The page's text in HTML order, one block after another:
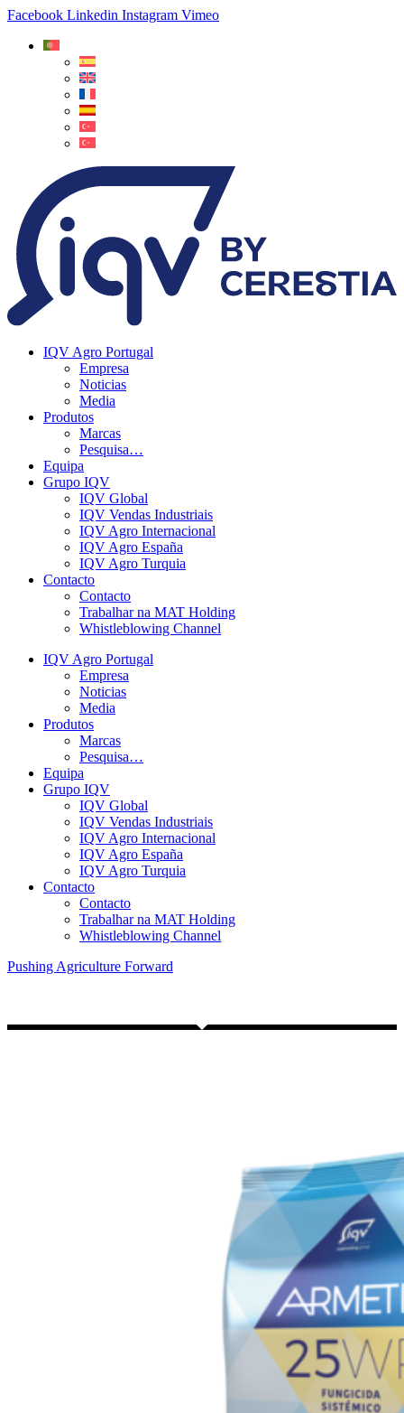
Facebook Linkedin Instagram Vimeo
IQV Agro Portugal
Empresa
Noticias
Media
Produtos
Marcas
Pesquisa…
Equipa
Grupo IQV
IQV Global
IQV Vendas Industriais
IQV Agro Internacional
IQV Agro España
IQV Agro Turquia
Contacto
Contacto
Trabalhar na MAT Holding
Whistleblowing Channel
IQV Agro Portugal
Empresa
Noticias
Media
Produtos
Marcas
Pesquisa…
Equipa
Grupo IQV
IQV Global
IQV Vendas Industriais
IQV Agro Internacional
IQV Agro España
IQV Agro Turquia
Contacto
Contacto
Trabalhar na MAT Holding
Whistleblowing Channel
Pushing Agriculture Forward